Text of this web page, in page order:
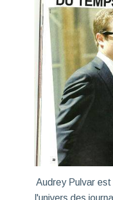
Audrey Pulvar